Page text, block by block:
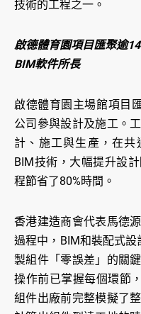
技術的工程之一。
啟德體育園項目匯聚逾
BIM軟件所長
啟德體育園主場館項目
公司參與設計及施工。
計、施工與生產，在共
BIM技術，大幅提升設
程節省了80%時間。
香港建造商會代表馬德
過程中，BIM和裝配式
製組件「零誤差」的關
操作前已掌握每個環節
組件出廠前完整模擬了